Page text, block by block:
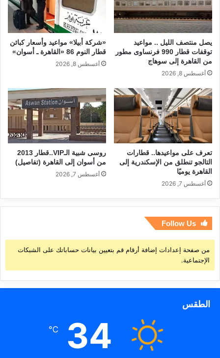
k
يصل منتصف الليل .. مواعيد
توقفات قطار 990 فرنساوى مطور
من القاهرة إلى سوهاج
أغسطس 8, 2026
«شركة أبيلا» مواعيد وأسعار كبائن
قطار النوم 86 «القاهرة ـ أسوان»
أغسطس 8, 2026
تعرف على مواعيدها.. قطارات
التالجو تنطلق من الإسكندرية إلى
القاهرة يوميًا
أغسطس 7, 2026
روسى شبية الـVIP..قطار 2013
من أسوان إلى القاهرة (تفاصيل)
أغسطس 7, 2026
Follow Us
من صفحة إعدادات إضافة أرقام قم بتعيين بيانات حساباتك على الشبكات
الإجتماعية.
الطقس
34
℃